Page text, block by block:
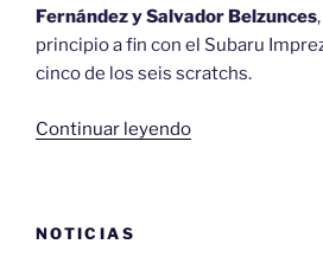
Fernández y Salvador Belzunces
principio a fin con el Subaru
cinco de los seis scratchs.
Continuar leyendo«Tano
NOTICIAS